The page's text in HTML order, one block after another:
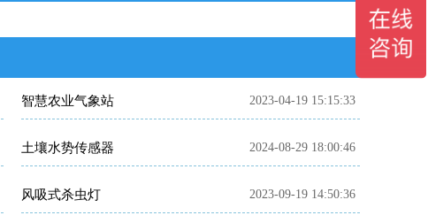
智慧农业气象站 2023-04-19 15:15:33
土壤水势传感器 2024-08-29 18:00:46
风吸式杀虫灯 2023-09-19 14:50:36